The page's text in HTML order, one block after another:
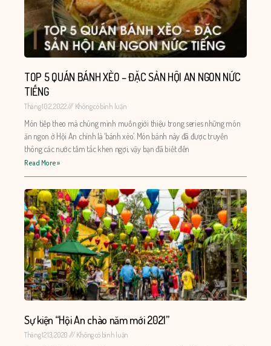
TOP 5 QUÁN BÁNH XÈO – ĐẶC SẢN HỘI AN NGON NỨC
TIẾNG
Tháng 10 2, 2022 Không có bình luận
Món tiếp theo mà chúng mình muốn giới thiệu trong series những món
ăn ngon ở Hội An chính là ‘bánh xèo’. Món bánh này đã được truyền
thông các nước tấm tắc khen ngợi, vậy bạn đã biết đến
Read More »
Sự kiện “Hội An chào năm mới 2021”
Tháng 12 13, 2020 Không có bình luận